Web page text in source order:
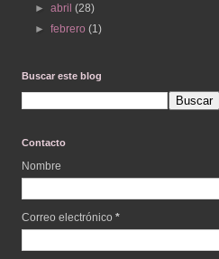
►abril(28)
►febrero(1)
Buscar este blog
Contacto
Nombre
Correo electrónico *